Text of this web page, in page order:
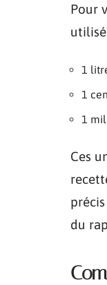
Pour
1
1
1
Ces
du